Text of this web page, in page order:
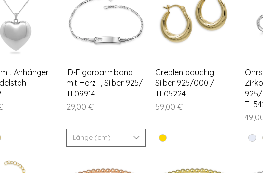
Anhänger
-
Schnellansicht
ID-Figaroarmband
mit Herz- , Silber 925/-
TL09914
Preis
29,00 €
Länge (cm)
Schnellansicht
Creolen bauchig
Silber 925/000 /-
TL05224
Preis
59,00 €
Preis